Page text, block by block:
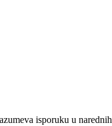
isporuku u narednih